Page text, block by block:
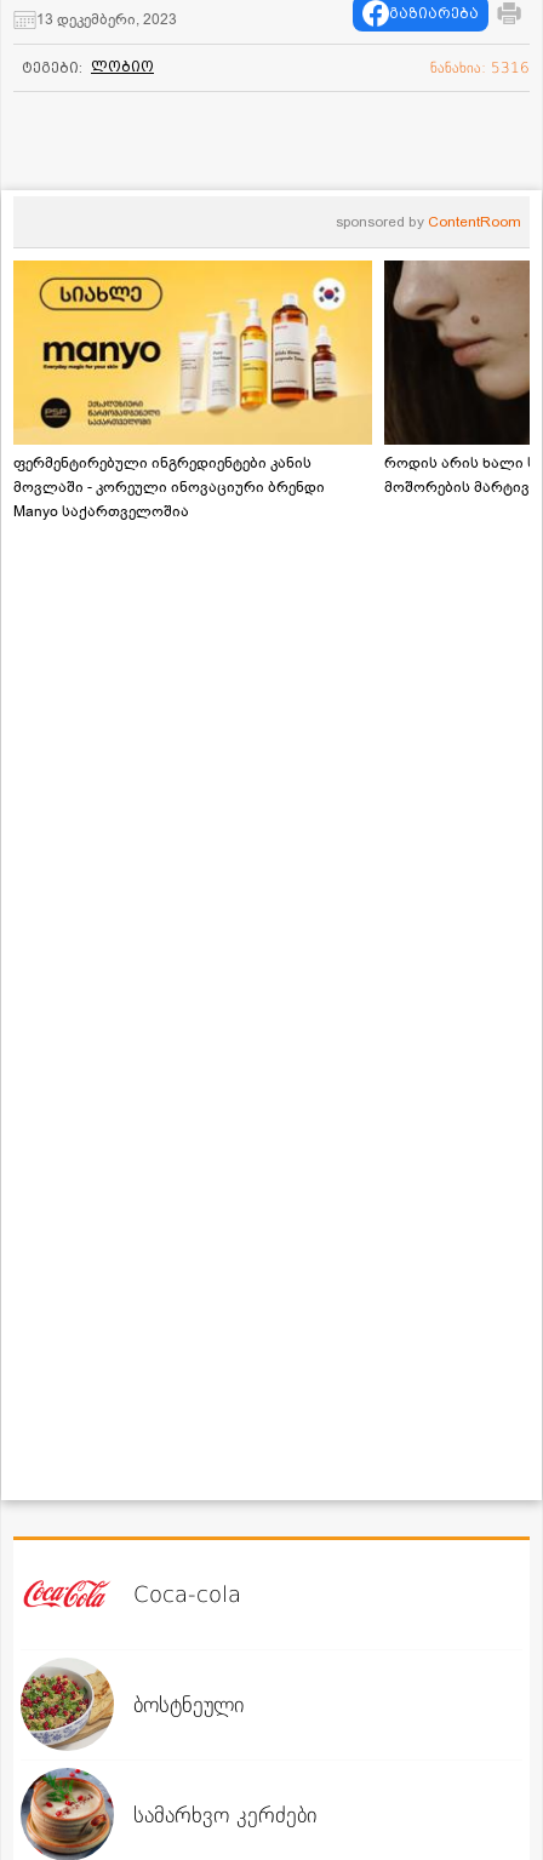
13 დეკემბერი, 2023
გაზიარება
ტეგები: ლობიო ნანახია: 5316
sponsored by ContentRoom
ფერმენტირებული ინგრედიენტები კანის
მოვლაში - კორეული ინოვაციური ბრენდი
Manyo საქართველოშია
როდის არის ხალი
მოშორების
Coca-cola
ბოსტნეული
სამარხვო კერძები